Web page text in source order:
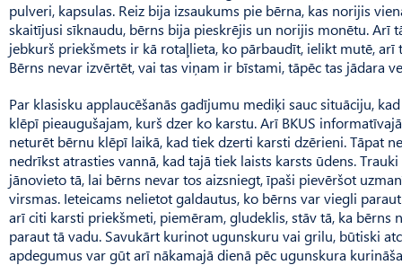
pulveri, kapsulas. Reiz bija izsaukums pie bērna, kas norijis
skaitījusi sīknaudu, bērns bija pieskrējis un norijis monētu. Arī
jebkurš priekšmets ir kā rotaļlieta, ko pārbaudīt, ielikt mutē, arī
Bērns nevar izvērtēt, vai tas viņam ir bīstami, tāpēc tas jādara
Par klasisku applaucēšanās gadījumu mediķi sauc situāciju,
klēpī pieaugušajam, kurš dzer ko karstu. Arī BKUS
neturēt bērnu klēpī laikā, kad tiek dzerti karsti dzērieni. Tāpat
nedrīkst atrasties vannā, kad tajā tiek laists karsts ūdens.
jānovieto tā, lai bērns nevar tos aizsniegt, īpaši pievēršot
virsmas. Ieteicams nelietot galdautus, ko bērns var viegli
arī citi karsti priekšmeti, piemēram, gludeklis, stāv tā, ka bērns
paraut tā vadu. Savukārt kurinot ugunskuru vai grilu, būtiski
apdegumus var gūt arī nākamajā dienā pēc ugunskura